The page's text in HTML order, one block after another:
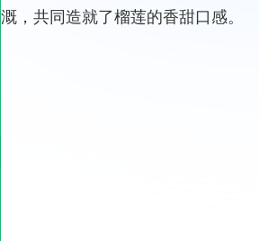
溉，共同造就了榴莲的香甜口感。